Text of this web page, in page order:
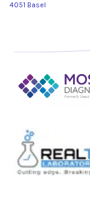
4051 Basel